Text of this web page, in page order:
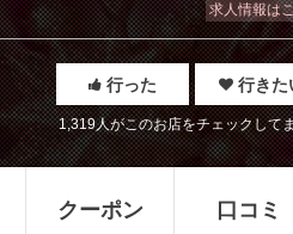
行った 行きた
1,319人がこのお店をチェックして
求人情報は
クーポン 口コミ